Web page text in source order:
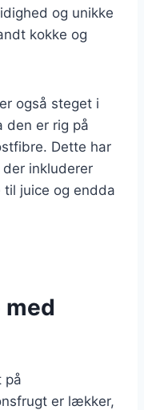
og unikke
kokke og
også steget i
den er rig på
Dette har
inkluderer
juice og endda
med
på
er lækker,